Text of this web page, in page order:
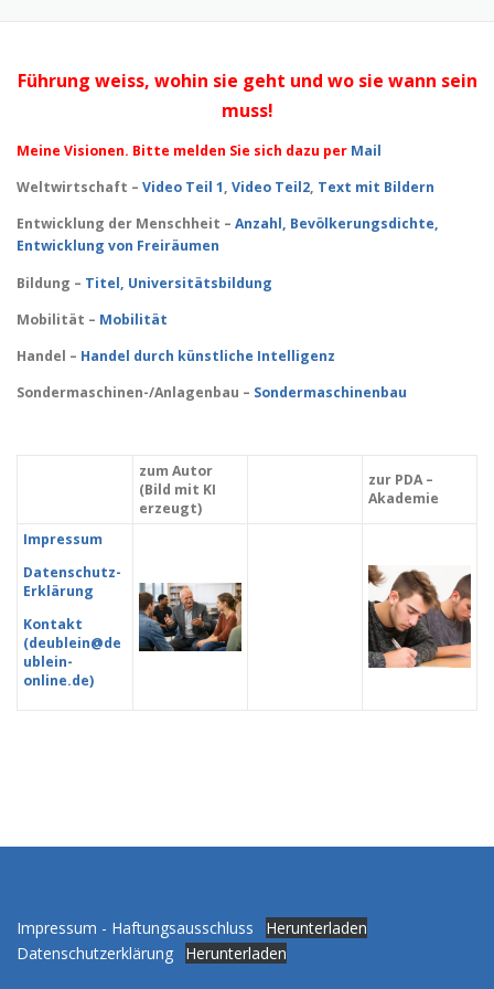
Führung weiss, wohin sie geht und wo sie wann sein
muss!
Meine Visionen. Bitte melden Sie sich dazu per Mail
Weltwirtschaft – Video Teil 1, Video Teil2, Text mit Bildern
Entwicklung der Menschheit – Anzahl, Bevölkerungsdichte,
Entwicklung von Freiräumen
Bildung – Titel, Universitätsbildung
Mobilität – Mobilität
Handel – Handel durch künstliche Intelligenz
Sondermaschinen-/Anlagenbau – Sondermaschinenbau
zum Autor
(Bild mit KI
erzeugt)
zur PDA –
Akademie
Impressum
Datenschutz-
Erklärung
Kontakt
(deublein@de
ublein-
online.de)
Impressum - Haftungsausschluss
Herunterladen
Datenschutzerklärung
Herunterladen